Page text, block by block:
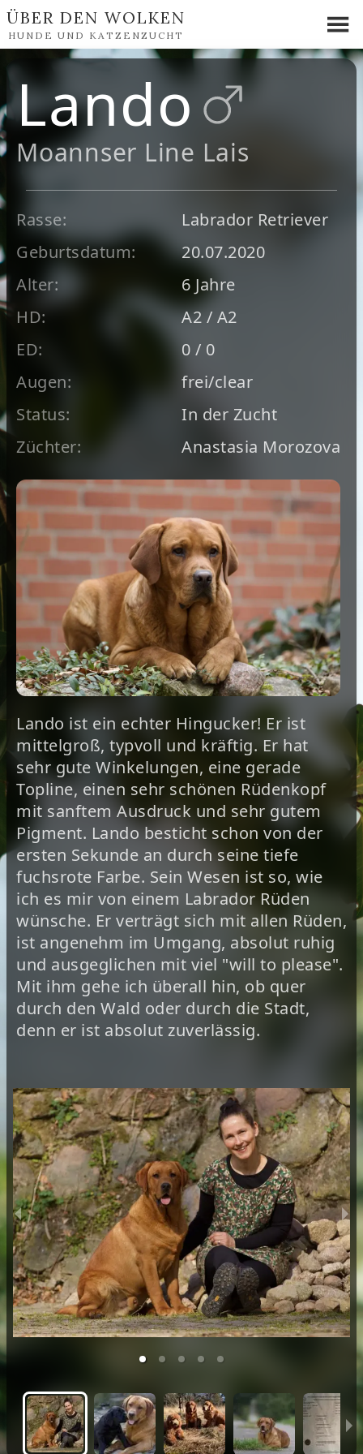
ÜBER DEN WOLKEN
HUNDE UND KATZENZUCHT
Lando
Moannser Line Lais
Rasse:
Labrador Retriever
Geburtsdatum:
20.07.2020
Alter:
6 Jahre
HD:
A2 / A2
ED:
0 / 0
Augen:
frei/clear
Status:
In der Zucht
Züchter:
Anastasia Morozova
Lando ist ein echter Hingucker! Er ist
mittelgroß, typvoll und kräftig. Er hat
sehr gute Winkelungen, eine gerade
Topline, einen sehr schönen Rüdenkopf
mit sanftem Ausdruck und sehr gutem
Pigment. Lando besticht schon von der
ersten Sekunde an durch seine tiefe
fuchsrote Farbe. Sein Wesen ist so, wie
ich es mir von einem Labrador Rüden
wünsche. Er verträgt sich mit allen Rüden,
ist angenehm im Umgang, absolut ruhig
und ausgeglichen mit viel "will to please".
Mit ihm gehe ich überall hin, ob quer
durch den Wald oder durch die Stadt,
denn er ist absolut zuverlässig.